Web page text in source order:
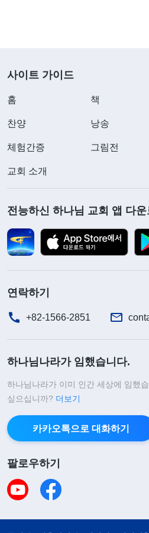
이 비뚤어진 게 회복되지 않
말을 들으니 머릿속이 하얘지
어지면 앞으로 어떻게 예배
얼굴을 어떻게 볼 수 있겠어
면서 마음이 연약해졌습니다
는 형제자매들의 얘기를 듣고
해지고 기운이 나지 않았습니
그날은 그렇게 정신없는 상
나지 않았습니다. 그저 제가
님의 뜻을 구할 수 있게 이끌
느냐? 하나님 앞에 나아가
파악하기 위해 구하고 자신
야 하는 법이다. 고통을 계
수 있다. 사람은 마음이 괴로
한 것이 없는지, 어떤 일에
반성하게 될 것이다. 이는
사람에게 큰 고통과 시련이
사이트 가이드
홈 책
찬양 낭송
체험간증 그림전
교회 소개
전능하신 하나님 교회 앱 다
연락하기
+82-1566-2851
하나님나라가 임했습니다.
하나님나라가 이미 인간 세상에 임했
싶으십니까? 더보기
카카오톡으로 대화하기
팔로우하기